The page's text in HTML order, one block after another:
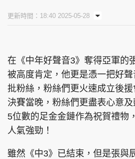
東周刊 cazbuyer
PCM 電腦廣場
更新時間：18:40 2025-05-28
在《中年好聲音3》奪得亞軍的
被高度肯定，他更是憑一把好
批粉絲，粉絲們更火速成立後
決賽當晚，粉絲們更盡表心意
5位數的足金金鏈作為祝賀禮物
人氣強勁！
雖然《中3》已結束，但是張與